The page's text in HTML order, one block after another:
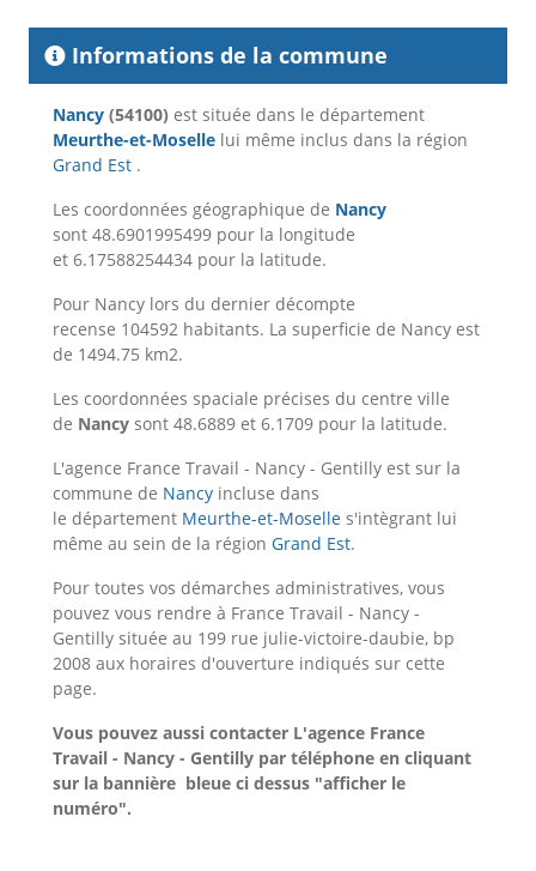
Informations de la commune
Nancy (54100) est située dans le département
Meurthe-et-Moselle lui même inclus dans la région
Grand Est .
Les coordonnées géographique de Nancy
sont 48.6901995499 pour la longitude
et 6.17588254434 pour la latitude.
Pour Nancy lors du dernier décompte
recense 104592 habitants. La superficie de Nancy est
de 1494.75 km2.
Les coordonnées spaciale précises du centre ville
de Nancy sont 48.6889 et 6.1709 pour la latitude.
L'agence France Travail - Nancy - Gentilly est sur la
commune de Nancy incluse dans
le département Meurthe-et-Moselle s'intègrant lui
même au sein de la région Grand Est.
Pour toutes vos démarches administratives, vous
pouvez vous rendre à France Travail - Nancy -
Gentilly située au 199 rue julie-victoire-daubie, bp
2008 aux horaires d'ouverture indiqués sur cette
page.
Vous pouvez aussi contacter L'agence France
Travail - Nancy - Gentilly par téléphone en cliquant
sur la bannière bleue ci dessus "afficher le
numéro".